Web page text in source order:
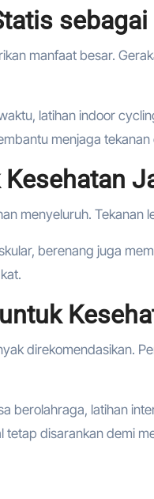
manfaat besar.
latihan indoor
menjaga tekanan
menyeluruh. Tekanan
berenang juga
direkomendasikan.
berolahraga, latihan
disarankan demi